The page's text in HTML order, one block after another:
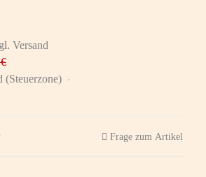
Versand
(Steuerzone)
Frage zum Artikel